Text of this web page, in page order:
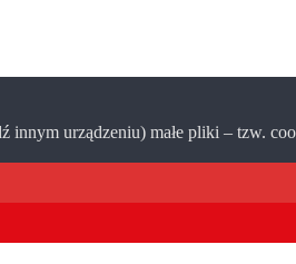
urządzeniu) małe pliki – tzw.